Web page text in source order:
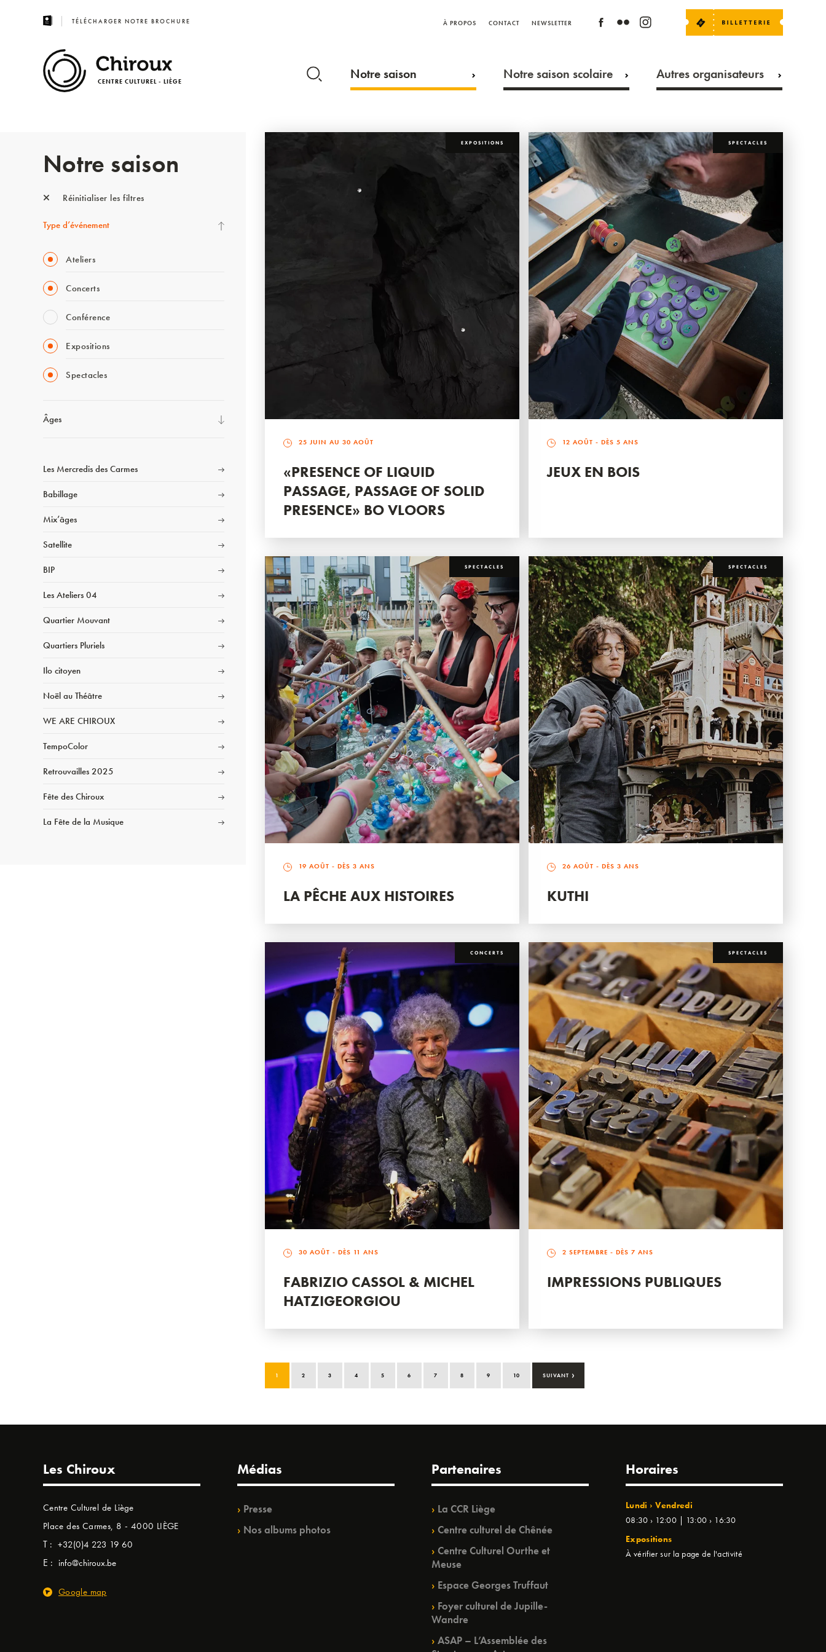
TÉLÉCHARGER NOTRE BROCHURE À PROPOS CONTACT NEWSLETTER
CENTRE CULTUREL - LIÈGE Notre saison Notre saison scolaire Autres organisateurs
Notre saison
Réinitialiser les filtres
Type d’événement
Ateliers
Concerts
Conférence
Expositions
Spectacles
Âges
Les Mercredis des Carmes
Babillage
Mix’âges
Satellite
BIP
Les Ateliers 04
Quartier Mouvant
Quartiers Pluriels
Ilo citoyen
Noël au Théâtre
WE ARE CHIROUX
TempoColor
Retrouvailles 2025
Fête des Chiroux
La Fête de la Musique
EXPOSITIONS
25 JUIN AU 30 AOÛT
«PRESENCE OF LIQUID
PASSAGE, PASSAGE OF SOLID
PRESENCE» BO VLOORS
SPECTACLES
12 AOÛT - DÈS 5 ANS
JEUX EN BOIS
SPECTACLES
19 AOÛT - DÈS 3 ANS
LA PÊCHE AUX HISTOIRES
SPECTACLES
26 AOÛT - DÈS 3 ANS
KUTHI
CONCERTS
30 AOÛT - DÈS 11 ANS
FABRIZIO CASSOL & MICHEL
HATZIGEORGIOU
SPECTACLES
2 SEPTEMBRE - DÈS 7 ANS
IMPRESSIONS PUBLIQUES
1 2 3 4 5 6 7 8 9 10 SUIVANT ›
Les Chiroux
Centre Culturel de Liège
Place des Carmes, 8 - 4000 LIÈGE
T : +32(0)4 223 19 60
E : info@chiroux.be
Google map
Médias
Presse
Nos albums photos
Partenaires
La CCR Liège
Centre culturel de Chênée
Centre Culturel Ourthe et
Meuse
Espace Georges Truffaut
Foyer culturel de Jupille-
Wandre
ASAP – L’Assemblée des
Horaires
Lundi › Vendredi
08:30 › 12:00 | 13:00 › 16:30
Expositions
À vérifier sur la page de l'activité